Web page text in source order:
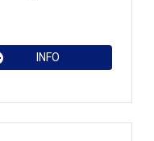
INFO